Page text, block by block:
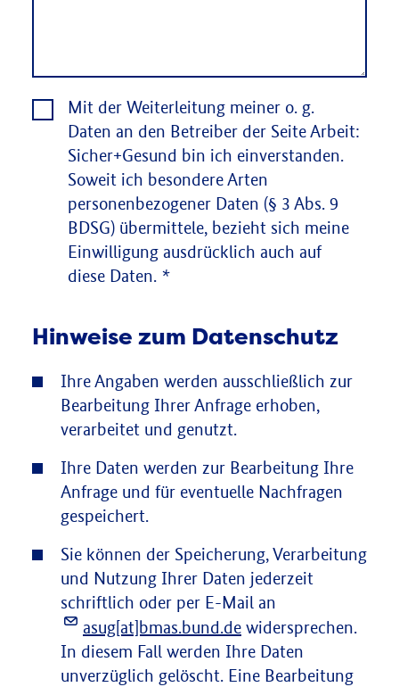
Mit der Weiterleitung meiner o. g.
Daten an den Betreiber der Seite Arbeit:
Sicher+Gesund bin ich einverstanden.
Soweit ich besondere Arten
personenbezogener Daten (§ 3 Abs. 9
BDSG) übermittele, bezieht sich meine
Einwilligung ausdrücklich auch auf
diese Daten. *
Hinweise zum Datenschutz
Ihre Angaben werden ausschließlich zur
Bearbeitung Ihrer Anfrage erhoben,
verarbeitet und genutzt.
Ihre Daten werden zur Bearbeitung Ihre
Anfrage und für eventuelle Nachfragen
gespeichert.
Sie können der Speicherung, Verarbeitung
und Nutzung Ihrer Daten jederzeit
schriftlich oder per E-Mail an
asug[at]bmas.bund.de widersprechen.
In diesem Fall werden Ihre Daten
unverzüglich gelöscht. Eine Bearbeitung